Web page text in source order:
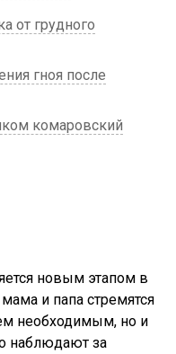
от грудного
гноя после
комаровский
новым этапом в
и папа стремятся
необходимым, но и
наблюдают за